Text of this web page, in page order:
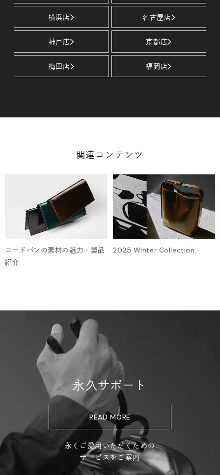
横浜店 名古屋店
神戸店 京都店
梅田店 福岡店
関連コンテンツ
コードバンの素材の魅力・製品
紹介
2025 Winter Collection
永久サポート
READ MORE
永くご愛用いただくための
サービスをご案内